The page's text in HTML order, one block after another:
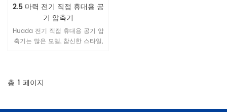
2.5 마력 전기 직접 휴대용 공
기 압축기
Huada 전기 직접 휴대용 공기 압
축기는 많은 모델, 참신한 스타일,
요에 따라 선택할 수 있으며 다른
총 1 페이지